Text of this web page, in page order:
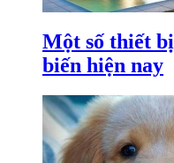
Một số thiết
biến hiện nay